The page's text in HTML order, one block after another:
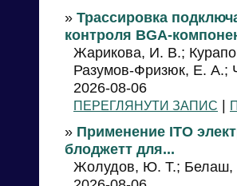
» Трассировка
контроля BGA-
Жарикова, И. В.;
Разумов-Фризюк, Е. А.;
2026-08-06
ПЕРЕГЛЯНУТИ ЗАПИС |
» Применение ITO
блоджетт для...
Жолудов, Ю. Т.; Белаш,